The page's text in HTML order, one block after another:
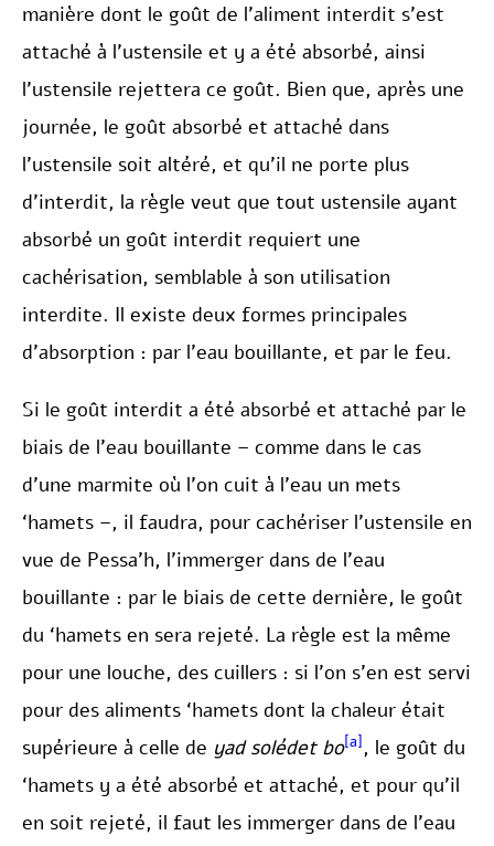
manière dont le goût de l’aliment interdit s’est
attaché à l’ustensile et y a été absorbé, ainsi
l’ustensile rejettera ce goût. Bien que, après une
journée, le goût absorbé et attaché dans
l’ustensile soit altéré, et qu’il ne porte plus
d’interdit, la règle veut que tout ustensile ayant
absorbé un goût interdit requiert une
cachérisation, semblable à son utilisation
interdite. Il existe deux formes principales
d’absorption : par l’eau bouillante, et par le feu.
Si le goût interdit a été absorbé et attaché par le
biais de l’eau bouillante – comme dans le cas
d’une marmite où l’on cuit à l’eau un mets
‘hamets –, il faudra, pour cachériser l’ustensile en
vue de Pessa’h, l’immerger dans de l’eau
bouillante : par le biais de cette dernière, le goût
du ‘hamets en sera rejeté. La règle est la même
pour une louche, des cuillers : si l’on s’en est servi
pour des aliments ‘hamets dont la chaleur était
supérieure à celle de yad solédet bo[a] , le goût du
‘hamets y a été absorbé et attaché, et pour qu’il
en soit rejeté, il faut les immerger dans de l’eau